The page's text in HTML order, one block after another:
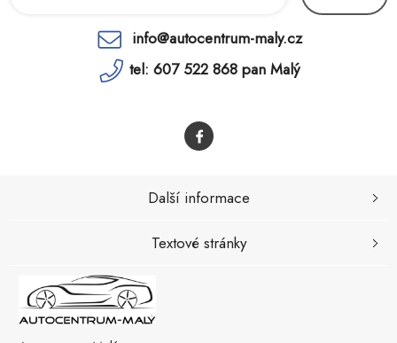
info@autocentrum-maly.cz
tel: 607 522 868 pan Malý
Další informace
Textové stránky